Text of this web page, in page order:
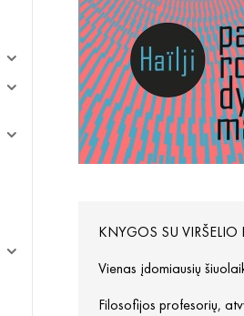
KNYGOS SU VIRŠELIO
Vienas įdomiausių
Filosofijos profesorių,